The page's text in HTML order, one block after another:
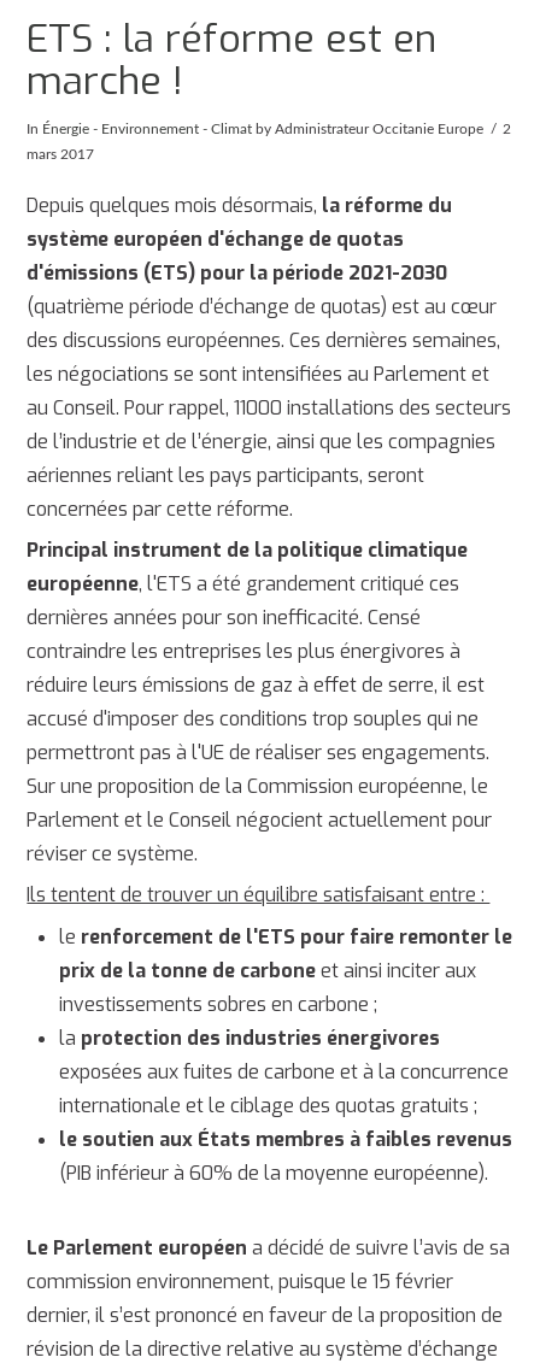
ETS : la réforme est en
marche !
In Énergie - Environnement - Climat by Administrateur Occitanie Europe
2
mars 2017
Depuis quelques mois désormais, la réforme du
système européen d'échange de quotas
d'émissions (ETS) pour la période 2021-2030
(quatrième période d’échange de quotas) est au cœur
des discussions européennes. Ces dernières semaines,
les négociations se sont intensifiées au Parlement et
au Conseil. Pour rappel, 11000 installations des secteurs
de l’industrie et de l’énergie, ainsi que les compagnies
aériennes reliant les pays participants, seront
concernées par cette réforme.
Principal instrument de la politique climatique
européenne, l'ETS a été grandement critiqué ces
dernières années pour son inefficacité. Censé
contraindre les entreprises les plus énergivores à
réduire leurs émissions de gaz à effet de serre, il est
accusé d'imposer des conditions trop souples qui ne
permettront pas à l'UE de réaliser ses engagements.
Sur une proposition de la Commission européenne, le
Parlement et le Conseil négocient actuellement pour
réviser ce système.
Ils tentent de trouver un équilibre satisfaisant entre :
le renforcement de l'ETS pour faire remonter le
prix de la tonne de carboneet ainsi inciter aux
investissements sobres en carbone ;
la protection des industries énergivores
exposées aux fuites de carbone et à la concurrence
internationale et le ciblage des quotas gratuits ;
le soutien aux États membres à faibles revenus
(PIB inférieur à 60% de la moyenne européenne).
Le Parlement européen a décidé de suivre l’avis de sa
commission environnement, puisque le 15 février
dernier, il s’est prononcé en faveur de la proposition de
révision de la directive relative au système d’échange